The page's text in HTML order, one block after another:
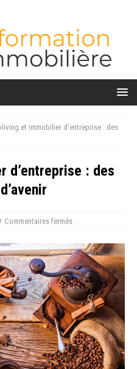
et immobilier d’entreprise : des
d’entreprise : des
Commentaires fermés